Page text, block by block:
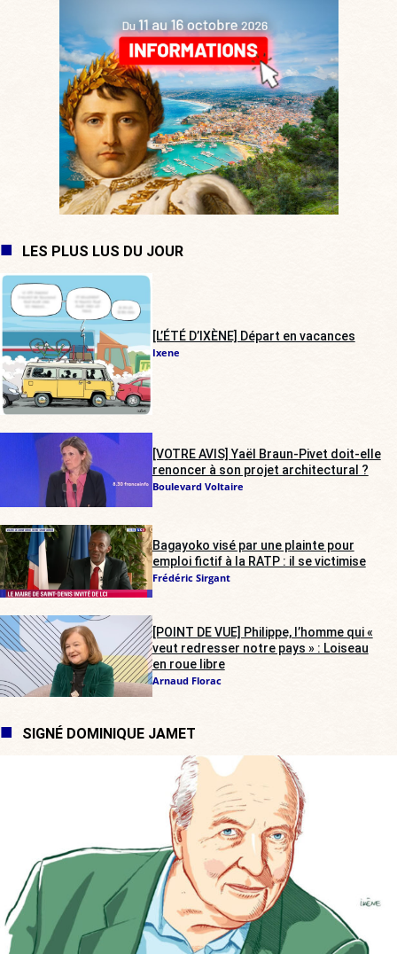
LES PLUS LUS DU JOUR
[L’ÉTÉ D’IXÈNE] Départ en vacances
Ixene
[VOTRE AVIS] Yaël Braun-Pivet doit-elle
renoncer à son projet architectural ?
Boulevard Voltaire
Bagayoko visé par une plainte pour
emploi fictif à la RATP : il se victimise
Frédéric Sirgant
[POINT DE VUE] Philippe, l’homme qui «
veut redresser notre pays » : Loiseau
en roue libre
Arnaud Florac
SIGNÉ DOMINIQUE JAMET